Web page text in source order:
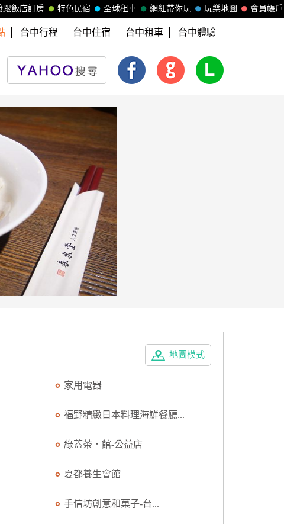
會員帳戶
玩樂地圖
網紅帶你玩
全球租車
特色民宿
跟飯店訂房
台中行程 台中住宿 台中租車 台中體驗
地圖模式
家用電器
福野精緻日本料理海鮮餐廳...
綠蓋茶．館-公益店
夏都養生會館
手信坊創意和菓子-台...